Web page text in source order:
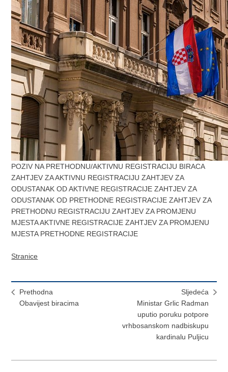
POZIV NA PRETHODNU/AKTIVNU REGISTRACIJU BIRACA
ZAHTJEV ZA AKTIVNU REGISTRACIJU ZAHTJEV ZA
ODUSTANAK OD AKTIVNE REGISTRACIJE ZAHTJEV ZA
ODUSTANAK OD PRETHODNE REGISTRACIJE ZAHTJEV ZA
PRETHODNU REGISTRACIJU ZAHTJEV ZA PROMJENU
MJESTA AKTIVNE REGISTRACIJE ZAHTJEV ZA PROMJENU
MJESTA PRETHODNE REGISTRACIJE
Stranice
Prethodna
Obavijest biracima
Sljedeća
Ministar Grlic Radman
uputio poruku potpore
vrhbosanskom nadbiskupu
kardinalu Puljicu